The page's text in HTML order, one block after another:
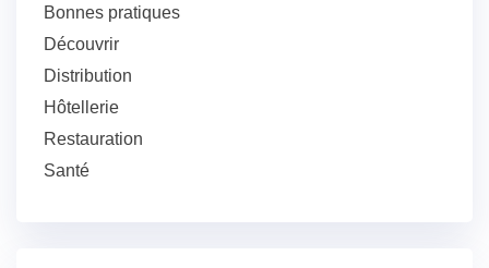
Bonnes pratiques
Découvrir
Distribution
Hôtellerie
Restauration
Santé